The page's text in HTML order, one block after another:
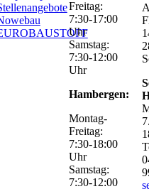
Freitag:
7:30-17:00
Uhr
Samstag:
7:30-12:00
Uhr
Hambergen:
Montag-
Freitag:
7:30-18:00
Uhr
Samstag:
7:30-12:00